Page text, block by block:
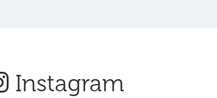
Instagram